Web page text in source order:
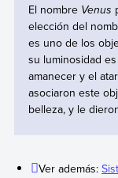
El nombre Venus
elección del
es uno de los
su luminosidad
amanecer y el
asociaron este
belleza, y le
Ver además: